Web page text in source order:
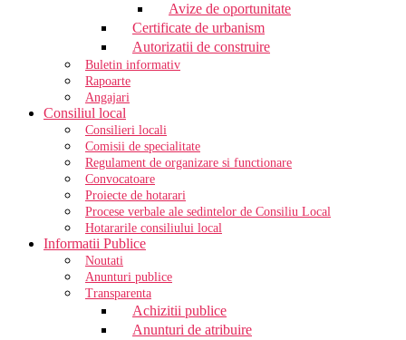
Avize de oportunitate
Certificate de urbanism
Autorizatii de construire
Buletin informativ
Rapoarte
Angajari
Consiliul local
Consilieri locali
Comisii de specialitate
Regulament de organizare si functionare
Convocatoare
Proiecte de hotarari
Procese verbale ale sedintelor de Consiliu Local
Hotararile consiliului local
Informatii Publice
Noutati
Anunturi publice
Transparenta
Achizitii publice
Anunturi de atribuire